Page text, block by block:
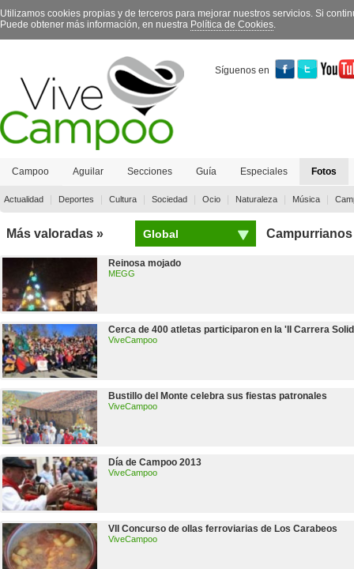
Utilizamos cookies propias y de terceros para mejorar nuestros servicios. Si
Puede obtener más información, en nuestra Política de Cookies.
Síguenos en
Campoo Aguilar Secciones Guía Especiales Fotos
Actualidad Deportes Cultura Sociedad Ocio Naturaleza Música
Contacto
Más valoradas » Global Campurrianos
Reinosa mojado
MEGG
Cerca de 400 atletas participaron en la 'II Carrera
ViveCampoo
Bustillo del Monte celebra sus fiestas patronales
ViveCampoo
Día de Campoo 2013
ViveCampoo
VII Concurso de ollas ferroviarias de Los Carabeos
ViveCampoo